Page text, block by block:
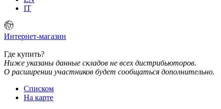
IT
Интернет-магазин
Где купить?
Ниже указаны данные складов не всех дистрибьюторов.
О расширении участников будет сообщаться дополнительно.
Списком
На карте